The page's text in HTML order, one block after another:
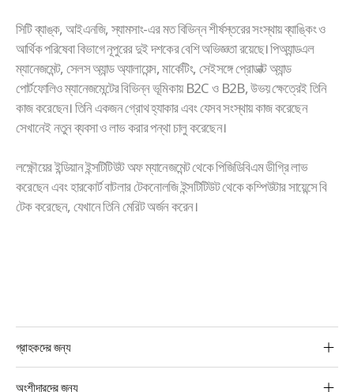
সিটি ব্যাঙ্ক, আইএনজি, স্যামসাং-এর মত বিভিন্ন শীর্ষস্তরের সংস্থায় ব্যাঙ্কিং ও
আর্থিক পরিষেবা বিভাগে নূপুরের দুই দশকের বেশি অভিজ্ঞতা রয়েছে। পিঅ্যান্ডএল
ম্যানেজমেন্ট, সেলস অ্যান্ড অ্যালায়েন্স, মার্কেটিং, সেইসঙ্গে প্রোডাক্ট অ্যান্ড
পোর্টফোলিও ম্যানেজমেন্টের বিভিন্ন ভূমিকায় B2C ও B2B, উভয় ক্ষেত্রেই তিনি
কাজ করেছেন। তিনি একজন গ্রোথ হ্যাকার এবং যেসব সংস্থায় কাজ করেছেন
সেখানেই নতুন ব্যবসা ও লাভ করার পন্থা চালু করেছেন।
লক্ষ্ণৌয়ের ইন্ডিয়ান ইন্সটিটিউট অফ ম্যানেজমেন্ট থেকে পিজিডিবিএম ডীগ্রি লাভ
করেছেন এবং হারকোর্ট বাটলার টেকনোলজি ইন্সটিটিউট থেকে কম্পিউটার সায়েন্সে বি
টেক করেছেন, যেখানে তিনি মেরিট অর্জন করেন।
Footer
গ্রাহকদের জন্য
গ্রাহকদের
অংশীদারদের জন্য